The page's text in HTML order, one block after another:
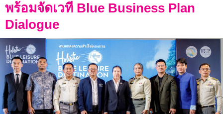
พร้อมจัดเวที Blue Business Plan
Dialogue